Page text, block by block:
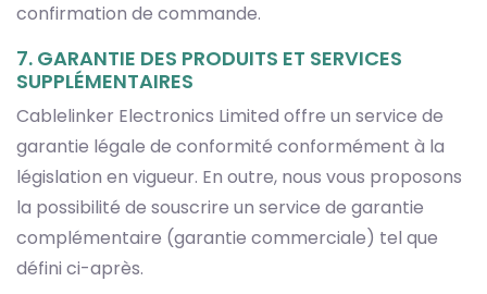
confirmation de commande.
7. GARANTIE DES PRODUITS ET SERVICES
SUPPLÉMENTAIRES
Cablelinker Electronics Limited offre un service de
garantie légale de conformité conformément à la
législation en vigueur. En outre, nous vous proposons
la possibilité de souscrire un service de garantie
complémentaire (garantie commerciale) tel que
défini ci-après.